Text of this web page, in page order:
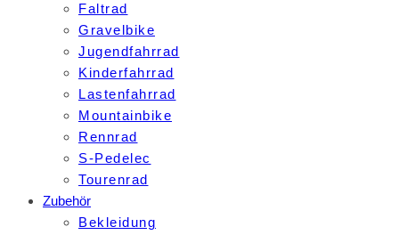
Faltrad
Gravelbike
Jugendfahrrad
Kinderfahrrad
Lastenfahrrad
Mountainbike
Rennrad
S-Pedelec
Tourenrad
Zubehör
Bekleidung